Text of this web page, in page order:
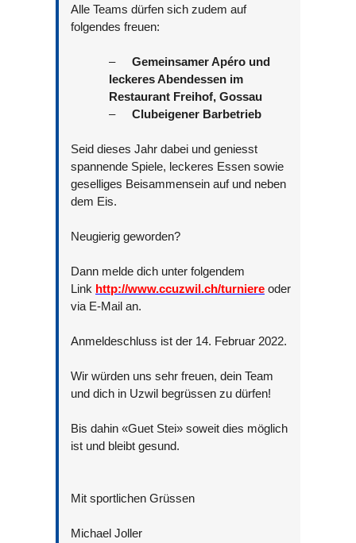
Alle Teams dürfen sich zudem auf
folgendes freuen:
–
Gemeinsamer Apéro und
leckeres Abendessen im
Restaurant Freihof, Gossau
–
Clubeigener Barbetrieb
Seid dieses Jahr dabei und geniesst
spannende Spiele, leckeres Essen sowie
geselliges Beisammensein auf und neben
dem Eis.
Neugierig geworden?
Dann melde dich unter folgendem
Link http://www.ccuzwil.ch/turniere oder
via E-Mail an.
Anmeldeschluss ist der 14. Februar 2022.
Wir würden uns sehr freuen, dein Team
und dich in Uzwil begrüssen zu dürfen!
Bis dahin «Guet Stei» soweit dies möglich
ist und bleibt gesund.
Mit sportlichen Grüssen
Michael Joller